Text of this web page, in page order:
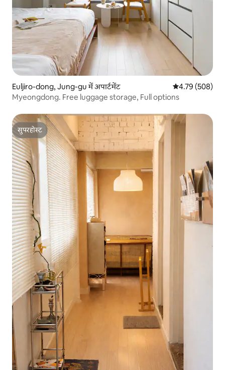
Euljiro-dong, Jung-gu में अपार्टमेंट औसत रेटिंग 5 में से
4.79 (508)
Myeongdong. Free luggage storage, Full options
सुपरहोस्ट
सुपरहोस्ट